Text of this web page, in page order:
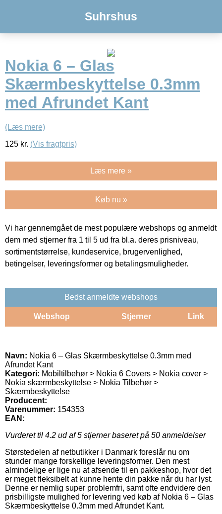
Suhrshus
Nokia 6 – Glas
Skærmbeskyttelse 0.3mm
med Afrundet Kant
(Læs mere)
125 kr. (Vis fragtpris)
Læs mere »
Køb nu »
Vi har gennemgået de mest populære webshops og anmeldt
dem med stjerner fra 1 til 5 ud fra bl.a. deres prisniveau,
sortimentstørrelse, kundeservice, brugervenlighed,
betingelser, leveringsformer og betalingsmuligheder.
Bedst anmeldte webshops
Webshop Stjerner Link
Navn: Nokia 6 – Glas Skærmbeskyttelse 0.3mm med
Afrundet Kant
Kategori: Mobiltilbehør > Nokia 6 Covers > Nokia cover >
Nokia skærmbeskyttelse > Nokia Tilbehør >
Skærmbeskyttelse
Producent:
Varenummer: 154353
EAN:
Vurderet til 4.2 ud af 5 stjerner baseret på 50 anmeldelser
Størstedelen af netbutikker i Danmark foreslår nu om
stunder mange forskellige leveringsformer. Den mest
almindelige er lige nu at afsende til en pakkeshop, hvor det
er meget fleksibelt at kunne hente din pakke når du har lyst.
Denne er nemlig super problemfri, samt ofte endvidere den
prisbilligste mulighed for levering ved køb af Nokia 6 – Glas
Skærmbeskyttelse 0.3mm med Afrundet Kant.